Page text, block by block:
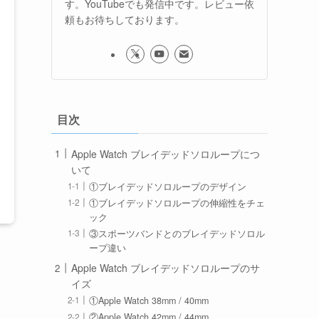
す。YouTubeでも発信中です。レビュー依
頼もお待ちしております。
目次
Apple Watch ブレイデッドソロループにつ
いて
①ブレイデッドソロループのデザイン
①ブレイデッドソロループの伸縮性をチェ
ック
③スポーツバンドとのブレイデッドソロル
ープ違い
Apple Watch ブレイデッドソロループのサ
イズ
①Apple Watch 38mm / 40mm